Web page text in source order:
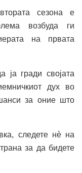
сезона е
возбуда ги
на првата
ја гради својата
дух во
за оние што
следете нè на
за да бидете